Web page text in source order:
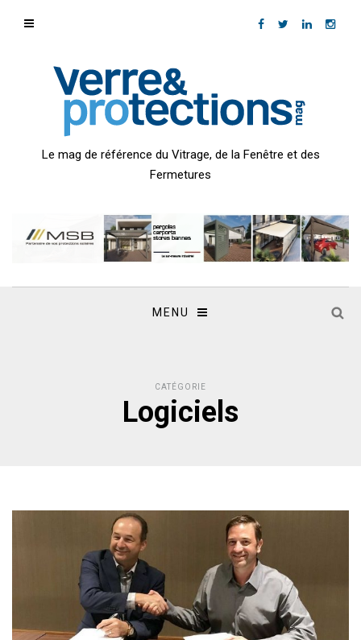
Le mag de référence du Vitrage, de la Fenêtre et des
Fermetures
MENU
CATÉGORIE
Logiciels